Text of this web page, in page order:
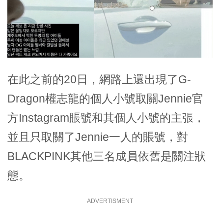
在此之前的20日，網路上還出現了G-
Dragon權志龍的個人小號取關Jennie官
方Instagram賬號和其個人小號的主張，
並且只取關了Jennie一人的賬號，對
BLACKPINK其他三名成員依舊是關注狀
態。
ADVERTISMENT